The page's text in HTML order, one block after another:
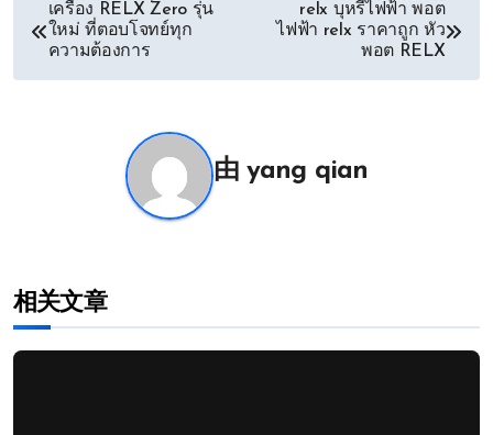
เครื่อง RELX Zero รุ่น
ใหม่ ที่ตอบโจทย์ทุก
ความต้องการ
relx บุหรี่ไฟฟ้า พอต
ไฟฟ้า relx ราคาถูก หัว
พอต RELX
由yang qian
相关文章